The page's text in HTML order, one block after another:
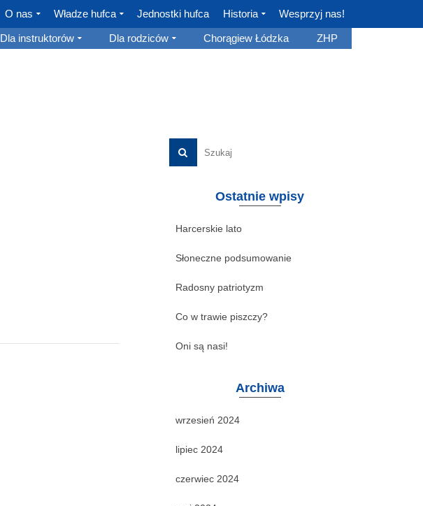
O nas Władze hufca Jednostki hufca Historia Wesprzyj nas!
Dla instruktorów Dla rodziców Chorągiew Łódzka ZHP
Ostatnie wpisy
Harcerskie lato
Słoneczne podsumowanie
Radosny patriotyzm
Co w trawie piszczy?
Oni są nasi!
Archiwa
wrzesień 2024
lipiec 2024
czerwiec 2024